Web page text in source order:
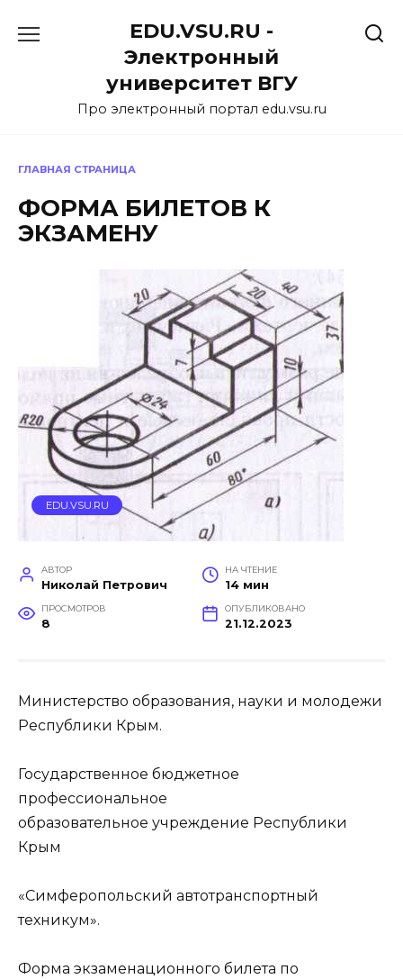
EDU.VSU.RU -
Электронный
университет ВГУ
Про электронный портал edu.vsu.ru
ГЛАВНАЯ СТРАНИЦА
ФОРМА БИЛЕТОВ К
ЭКЗАМЕНУ
EDU.VSU.RU
АВТОР
Николай Петрович
НА ЧТЕНИЕ
14 мин
ПРОСМОТРОВ
8
ОПУБЛИКОВАНО
21.12.2023
Министерство образования, науки и молодежи
Республики Крым.
Государственное бюджетное
профессиональное
образовательное учреждение Республики
Крым
«Симферопольский автотранспортный
техникум».
Форма экзаменационного билета по